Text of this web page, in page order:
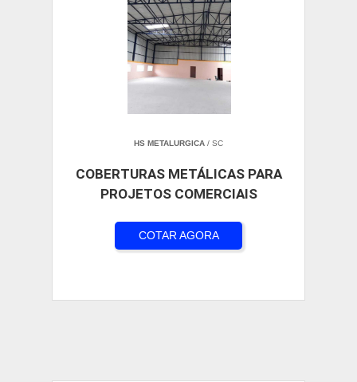
HS METALURGICA / SC
COBERTURAS METÁLICAS PARA
PROJETOS COMERCIAIS
COTAR AGORA